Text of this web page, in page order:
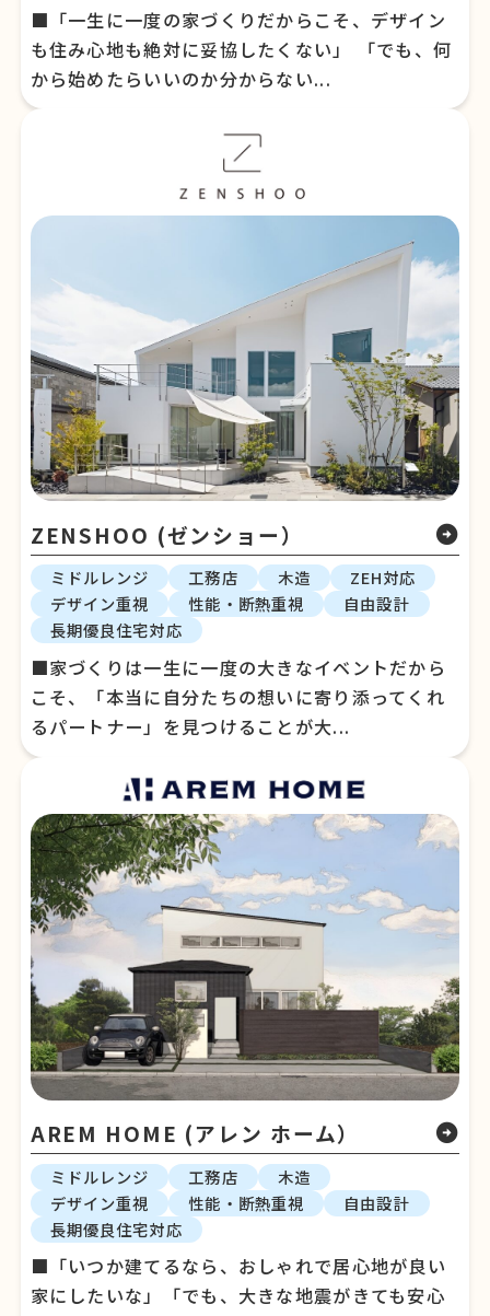
■「一生に一度の家づくりだからこそ、デザイン
も住み心地も絶対に妥協したくない」 「でも、何
から始めたらいいのか分からない...
ZENSHOO (ゼンショー） arrow_circle_right
ミドルレンジ 工務店 木造
ZEH対応
デザイン重視
性能・断熱重視
自由設計
長期優良住宅対応
■家づくりは一生に一度の大きなイベントだから
こそ、「本当に自分たちの想いに寄り添ってくれ
るパートナー」を見つけることが大...
AREM HOME (アレン ホーム） arrow_circle_right
ミドルレンジ 工務店
木造
デザイン重視
性能・断熱重視
自由設計
長期優良住宅対応
■「いつか建てるなら、おしゃれで居心地が良い
家にしたいな」「でも、大きな地震がきても安心